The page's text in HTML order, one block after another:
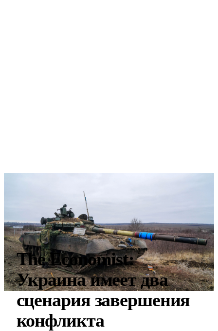
The Economist:
Украина имеет два
сценария завершения
конфликта